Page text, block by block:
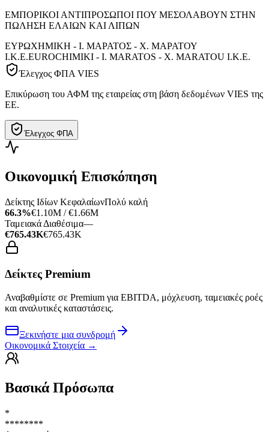
ΕΜΠΟΡΙΚΟΙ ΑΝΤΙΠΡΟΣΩΠΟΙ ΠΟΥ ΜΕΣΟΛΑΒΟΥΝ ΣΤΗΝ
ΠΩΛΗΣΗ ΕΛΑΙΩΝ ΚΑΙ ΛΙΠΩΝ
ΕΥΡΩΧΗΜΙΚΗ - Ι. ΜΑΡΑΤΟΣ - X. MAΡΑΤΟΥ
Ι.Κ.Ε.EUROCHIMIKI - I. MARATOS - X. MARATOU Ι.Κ.Ε.
Έλεγχος ΦΠΑ VIES
Επικύρωση του ΑΦΜ της εταιρείας στη βάση δεδομένων VIES της
ΕΕ.
Έλεγχος ΦΠΑ
Οικονομική Επισκόπηση
Δείκτης Ιδίων ΚεφαλαίωνΠολύ καλή
66.3%€1.10M / €1.66M
Ταμειακά Διαθέσιμα—
€765.43K€765.43K
Δείκτες Premium
Αναβαθμίστε σε Premium για EBITDA, μόχλευση, ταμειακές ροές
και αναλυτικές καταστάσεις.
Ξεκινήστε μια συνδρομή
Οικονομικά Στοιχεία →
Βασικά Πρόσωπα
*
********